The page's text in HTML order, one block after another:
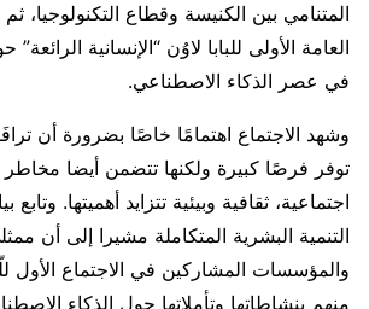
المتنامي بين الكنيسة وقطاع التكنولوجيا،
العامة الأولى للبابا لاوُن “الإنسانية
في عصر الذكاء الاصطناعي.
وشهد الاجتماع اهتمامًا خاصًا بضرورة أن
توفر فرصًا كبيرة ولكنها تتضمن أيضا مخاطر
اجتماعية، ثقافية وبيئية تتزايد أهميتها. وتابع
التنمية البشرية المتكاملة مشيرا إلى أن
والمؤسسات المشاركين في الاجتماع
منهم بنشاطاتها وتأملاتها حول الذكاء